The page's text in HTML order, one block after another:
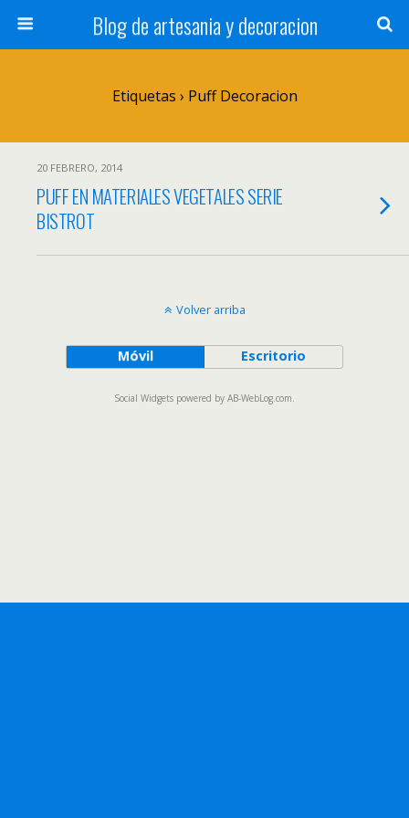
Blog de artesania y decoracion
Etiquetas › Puff Decoracion
20 FEBRERO, 2014
PUFF EN MATERIALES VEGETALES SERIE
BISTROT
Volver arriba
Móvil Escritorio
Social Widgets powered by AB-WebLog.com.